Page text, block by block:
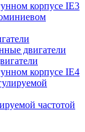
корпусе IE3
двигатели
корпусе IE4
частотой